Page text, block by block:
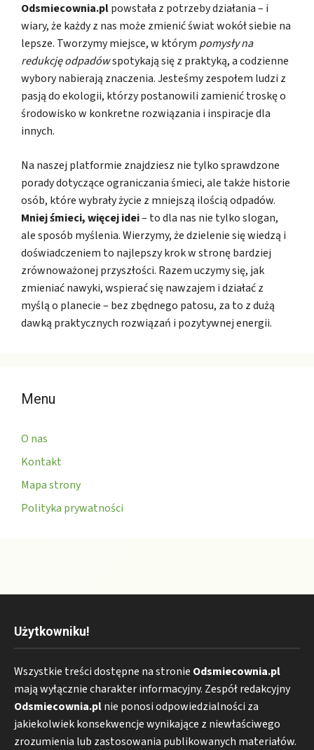
Odsmiecownia.plpowstała z potrzeby działania – i
wiary, że każdy z nas może zmienić świat wokół siebie na
lepsze. Tworzymy miejsce, w którym pomysły na
redukcję odpadówspotykają się z praktyką, a codzienne
wybory nabierają znaczenia. Jesteśmy zespołem ludzi z
pasją do ekologii, którzy postanowili zamienić troskę o
środowisko w konkretne rozwiązania i inspiracje dla
innych.
Na naszej platformie znajdziesz nie tylko sprawdzone
porady dotyczące ograniczania śmieci, ale także historie
osób, które wybrały życie z mniejszą ilością odpadów.
Mniej śmieci, więcej idei– to dla nas nie tylko slogan,
ale sposób myślenia. Wierzymy, że dzielenie się wiedzą i
doświadczeniem to najlepszy krok w stronę bardziej
zrównoważonej przyszłości. Razem uczymy się, jak
zmieniać nawyki, wspierać się nawzajem i działać z
myślą o planecie – bez zbędnego patosu, za to z dużą
dawką praktycznych rozwiązań i pozytywnej energii.
Menu
O nas
Kontakt
Mapa strony
Polityka prywatności
Użytkowniku!
Wszystkie treści dostępne na stronie Odsmiecownia.pl
mają wyłącznie charakter informacyjny. Zespół redakcyjny
Odsmiecownia.plnie ponosi odpowiedzialności za
jakiekolwiek konsekwencje wynikające z niewłaściwego
zrozumienia lub zastosowania publikowanych materiałów.